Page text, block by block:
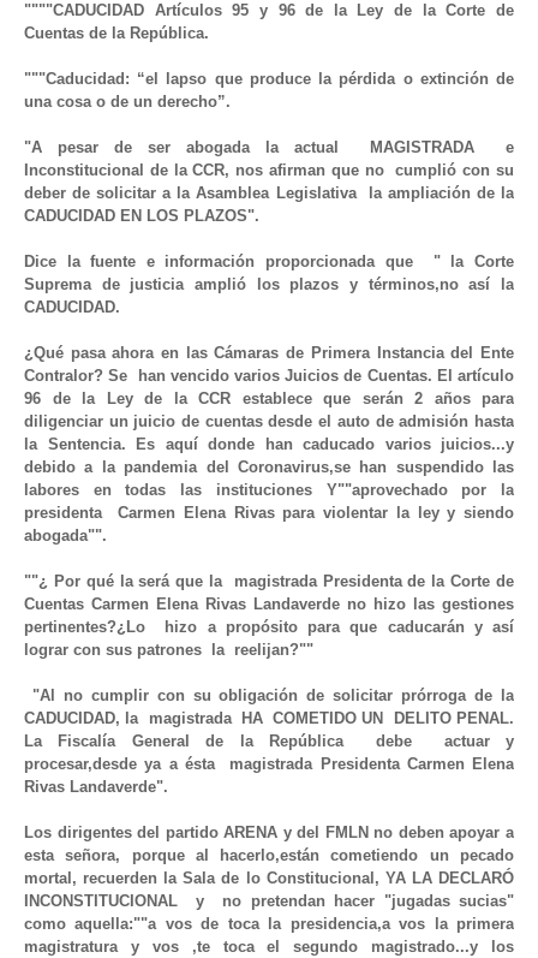
""""CADUCIDAD Artículos 95 y 96 de la Ley de la Corte de
Cuentas de la República.
"""Caducidad: “el lapso que produce la pérdida o extinción de
una cosa o de un derecho”.
"A pesar de ser abogada la actual  MAGISTRADA  e
Inconstitucional de la CCR, nos afirman que no  cumplió con su
deber de solicitar a la Asamblea Legislativa  la ampliación de la
CADUCIDAD EN LOS PLAZOS".
Dice la fuente e información proporcionada que  " la Corte
Suprema de justicia amplió los plazos y términos,no así la
CADUCIDAD.
¿Qué pasa ahora en las Cámaras de Primera Instancia del Ente
Contralor? Se  han vencido varios Juicios de Cuentas. El artículo
96 de la Ley de la CCR establece que serán 2 años para
diligenciar un juicio de cuentas desde el auto de admisión hasta
la Sentencia. Es aquí donde han caducado varios juicios...y
debido a la pandemia del Coronavirus,se han suspendido las
labores en todas las instituciones Y""aprovechado por la
presidenta  Carmen Elena Rivas para violentar la ley y siendo
abogada"".
""¿ Por qué la será que la  magistrada Presidenta de la Corte de
Cuentas Carmen Elena Rivas Landaverde no hizo las gestiones
pertinentes?¿Lo  hizo a propósito para que caducarán y así
lograr con sus patrones  la  reelijan?""
"Al no cumplir con su obligación de solicitar prórroga de la
CADUCIDAD, la  magistrada  HA  COMETIDO UN  DELITO PENAL.
La Fiscalía General de la República  debe  actuar y
procesar,desde ya a ésta  magistrada Presidenta Carmen Elena
Rivas Landaverde".
Los dirigentes del partido ARENA y del FMLN no deben apoyar a
esta señora, porque al hacerlo,están cometiendo un pecado
mortal, recuerden la Sala de lo Constitucional, YA LA DECLARÓ
INCONSTITUCIONAL  y  no pretendan hacer "jugadas sucias"
como aquella:""a vos de toca la presidencia,a vos la primera
magistratura y vos ,te toca el segundo magistrado...y los